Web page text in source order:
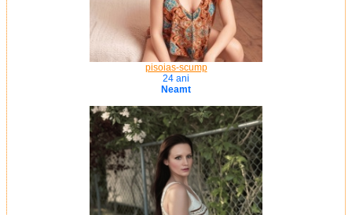
pisoias-scump
24 ani
Neamt